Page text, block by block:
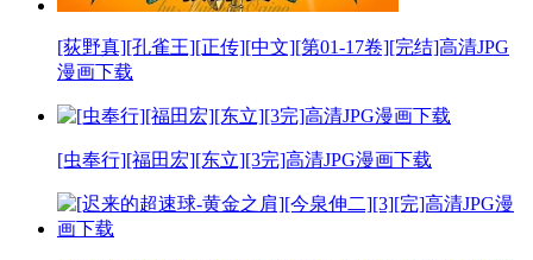
[荻野真][孔雀王][正传][中文][第01-17卷][完结]高清JPG
漫画下载
[虫奉行][福田宏][东立][3完]高清JPG漫画下载